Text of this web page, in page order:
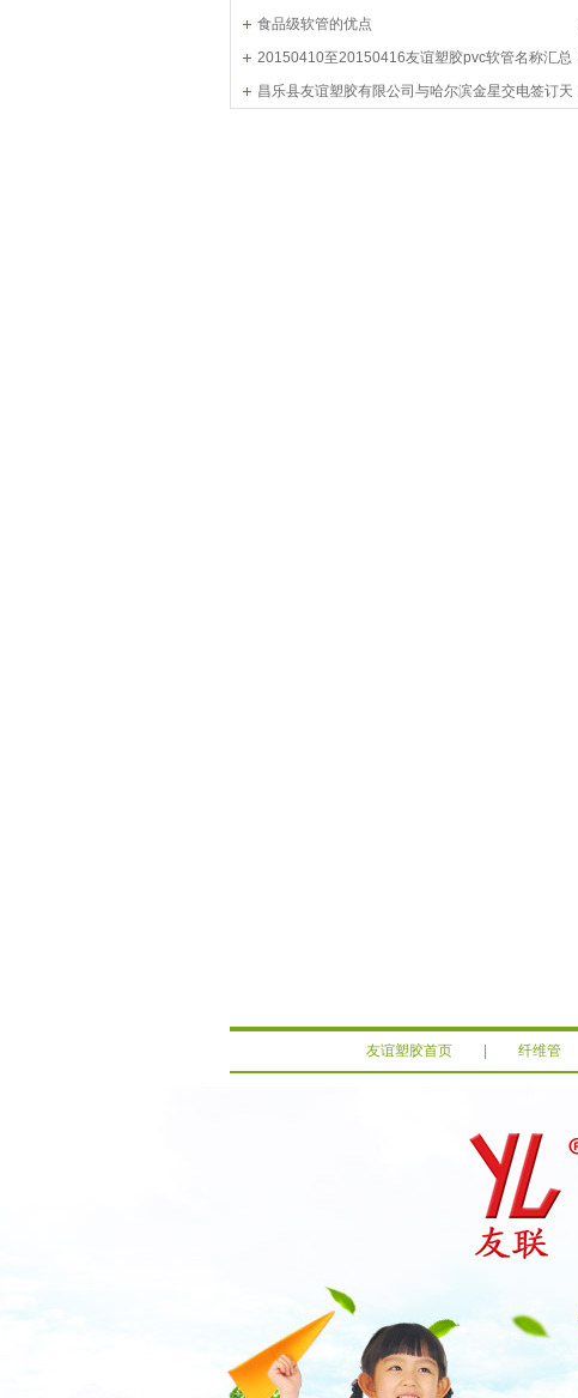
食品级软管的优点
20150410至20150416友谊塑胶pvc软管名称汇总
昌乐县友谊塑胶有限公司与哈尔滨金星交电签订天
友谊塑胶首页 纤维管